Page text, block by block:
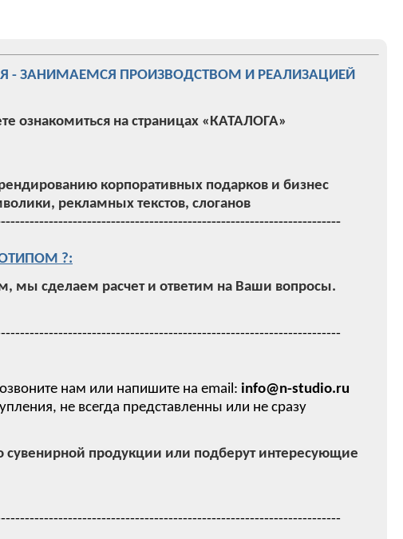
ЗАНИМАЕМСЯ ПРОИЗВОДСТВОМ И РЕАЛИЗАЦИЕЙ
ознакомиться на страницах «КАТАЛОГА»
корпоративных подарков и бизнес
рекламных текстов, слоганов
?:
мы сделаем расчет и ответим на Ваши вопросы.
нам или напишите на email: info@n-studio.ru
не всегда представленны или не сразу
продукции или подберут интересующие